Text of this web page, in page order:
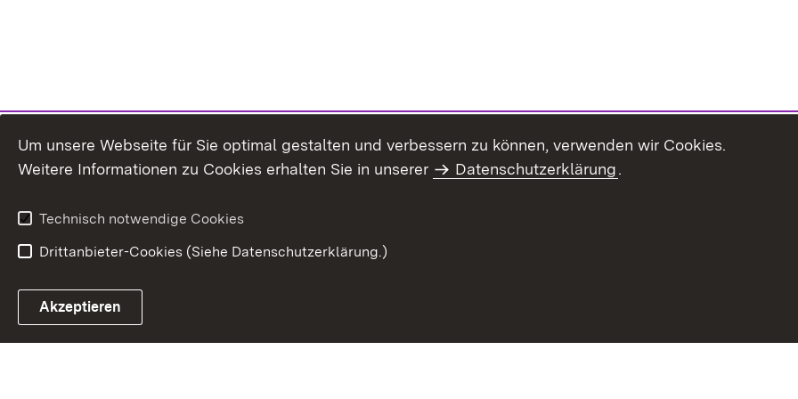
Um unsere Webseite für Sie optimal gestalten und verbessern zu können, verwenden wir Cookies.
Weitere Informationen zu Cookies erhalten Sie in unserer
Datenschutzerklärung.
Technisch notwendige Cookies
Drittanbieter-Cookies (Siehe Datenschutzerklärung.)
Akzeptieren